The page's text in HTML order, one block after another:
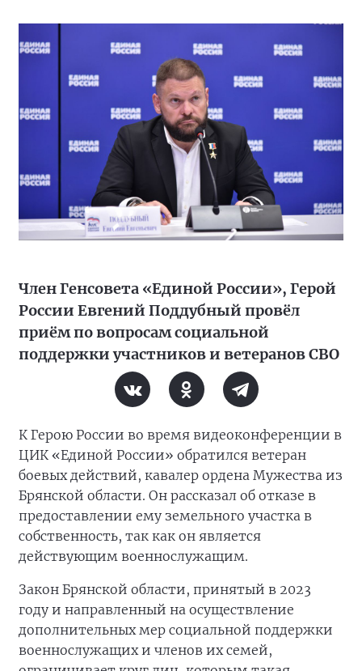
Член Генсовета «Единой России», Герой
России Евгений Поддубный провёл
приём по вопросам социальной
поддержки участников и ветеранов СВО
К Герою России во время видеоконференции в
ЦИК «Единой России» обратился ветеран
боевых действий, кавалер ордена Мужества из
Брянской области. Он рассказал об отказе в
предоставлении ему земельного участка в
собственность, так как он является
действующим военнослужащим.
Закон Брянской области, принятый в 2023
году и направленный на осуществление
дополнительных мер социальной поддержки
военнослужащих и членов их семей,